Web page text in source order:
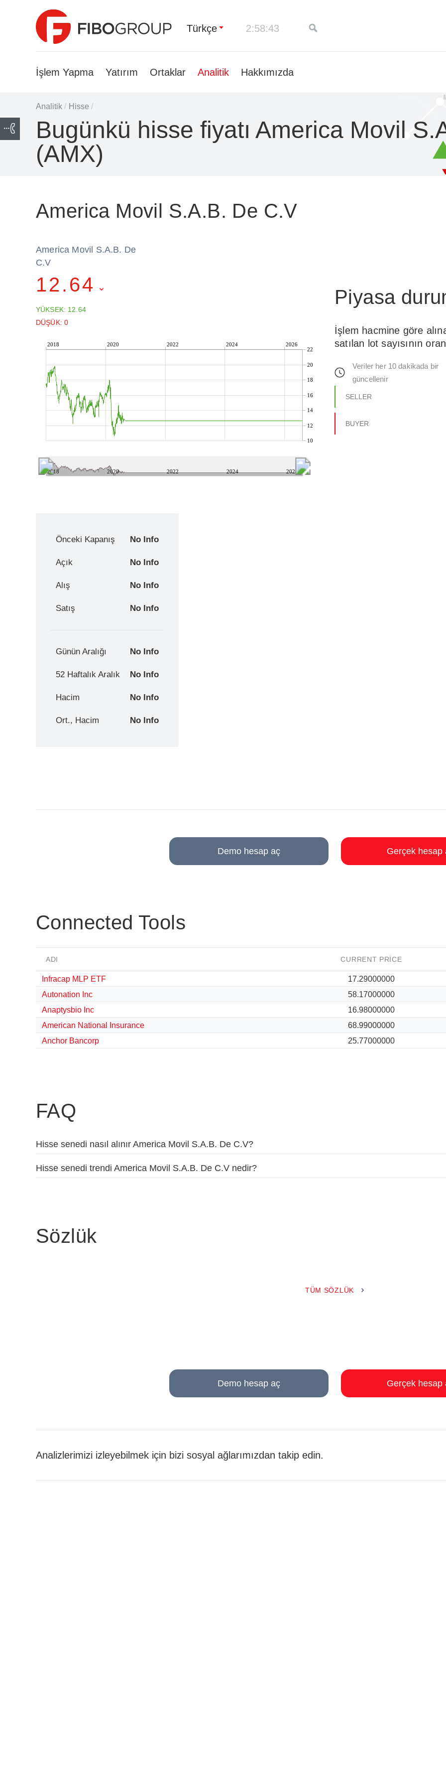
Türkçe 2:58:44
İşlem Yapma Yatırım Ortaklar Analitik Hakkımızda
Analitik / Hisse /
Bugünkü hisse fiyatı America Movil
(AMX)
America Movil S.A.B. De C.V
America Movil S.A.B. De
C.V
12.64
YÜKSEK: 12.64
DÜŞÜK: 0
2018 2020 2022 2024 2026
10
12
14
16
18
20
22
2018 2020 2022 2024 2026
Piyasa
İşlem hacmine göre
satılan lot sayısının
Veriler her 10 dakikada bir
güncellenir
SELLER
BUYER
Önceki Kapanış No Info
Açık No Info
Alış No Info
Satış No Info
Günün Aralığı No Info
52 Haftalık Aralık No Info
Hacim No Info
Ort., Hacim No Info
Demo hesap aç Gerçek hesap
Connected Tools
ADI CURRENT PRICE
Infracap MLP ETF
17.29000000
Autonation Inc
58.17000000
Anaptysbio Inc
16.98000000
American National Insurance
68.99000000
Anchor Bancorp
25.77000000
FAQ
Hisse senedi nasıl alınır America Movil S.A.B. De C.V?
Hisse senedi trendi America Movil S.A.B. De C.V nedir?
Sözlük
TÜM SÖZLÜK
Demo hesap aç Gerçek hesap
Analizlerimizi izleyebilmek için bizi sosyal ağlarımızdan takip edin.